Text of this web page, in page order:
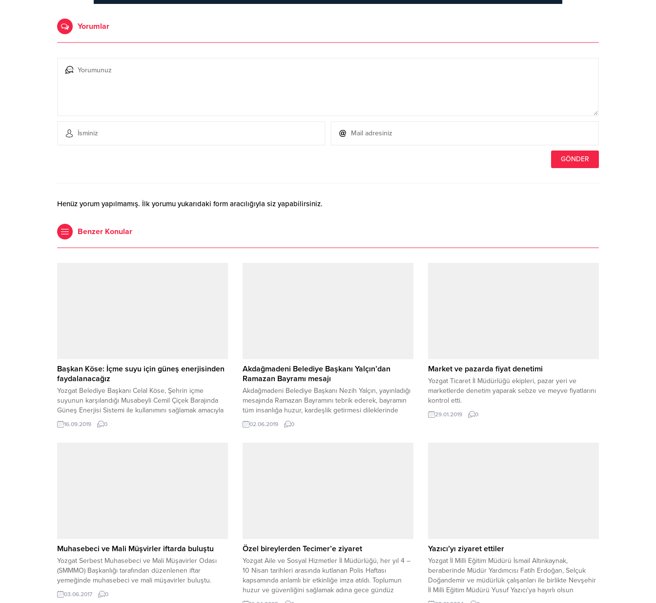
Yorumlar
Henüz yorum yapılmamış. İlk yorumu yukarıdaki form aracılığıyla siz yapabilirsiniz.
Benzer Konular
Başkan Köse: İçme suyu için güneş enerjisinden
faydalanacağız
Yozgat Belediye Başkanı Celal Köse, Şehrin içme
suyunun karşılandığı Musabeyli Cemil Çiçek Barajında
Güneş Enerjisi Sistemi ile kullanımını sağlamak amacıyla
çalışmalara başladıklarını söyledi.
16.09.2019 0
Akdağmadeni Belediye Başkanı Yalçın’dan
Ramazan Bayramı mesajı
Akdağmadeni Belediye Başkanı Nezih Yalçın, yayınladığı
mesajında Ramazan Bayramını tebrik ederek, bayramın
tüm insanlığa huzur, kardeşlik getirmesi dileklerinde
bulundu.
02.06.2019 0
Market ve pazarda fiyat denetimi
Yozgat Ticaret İl Müdürlüğü ekipleri, pazar yeri ve
marketlerde denetim yaparak sebze ve meyve fiyatlarını
kontrol etti.
29.01.2019 0
Muhasebeci ve Mali Müşvirler iftarda buluştu
Yozgat Serbest Muhasebeci ve Mali Müşavirler Odası
(SMMMO) Başkanlığı tarafından düzenlenen iftar
yemeğinde muhasebeci ve mali müşavirler buluştu.
03.06.2017 0
Özel bireylerden Tecimer’e ziyaret
Yozgat Aile ve Sosyal Hizmetler İl Müdürlüğü, her yıl 4 –
10 Nisan tarihleri arasında kutlanan Polis Haftası
kapsamında anlamlı bir etkinliğe imza atıldı. Toplumun
huzur ve güvenliğini sağlamak adına gece gündüz
demeden fedakârca görev yapan emniyet teşkilatına, bu
Yazıcı’yı ziyaret ettiler
Yozgat İl Milli Eğitim Müdürü İsmail Altınkaynak,
beraberinde Müdür Yardımcısı Fatih Erdoğan, Selçuk
Doğandemir ve müdürlük çalışanları ile birlikte Nevşehir
İl Milli Eğitim Müdürü Yusuf Yazıcı'ya hayırlı olsun
ziyaretinde bulundu.